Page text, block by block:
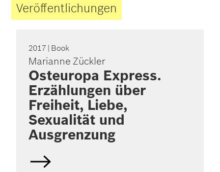
Veröffentlichungen
2017 | Book
Marianne Zückler
Osteuropa Express.
Erzählungen über
Freiheit, Liebe,
Sexualität und
Ausgrenzung